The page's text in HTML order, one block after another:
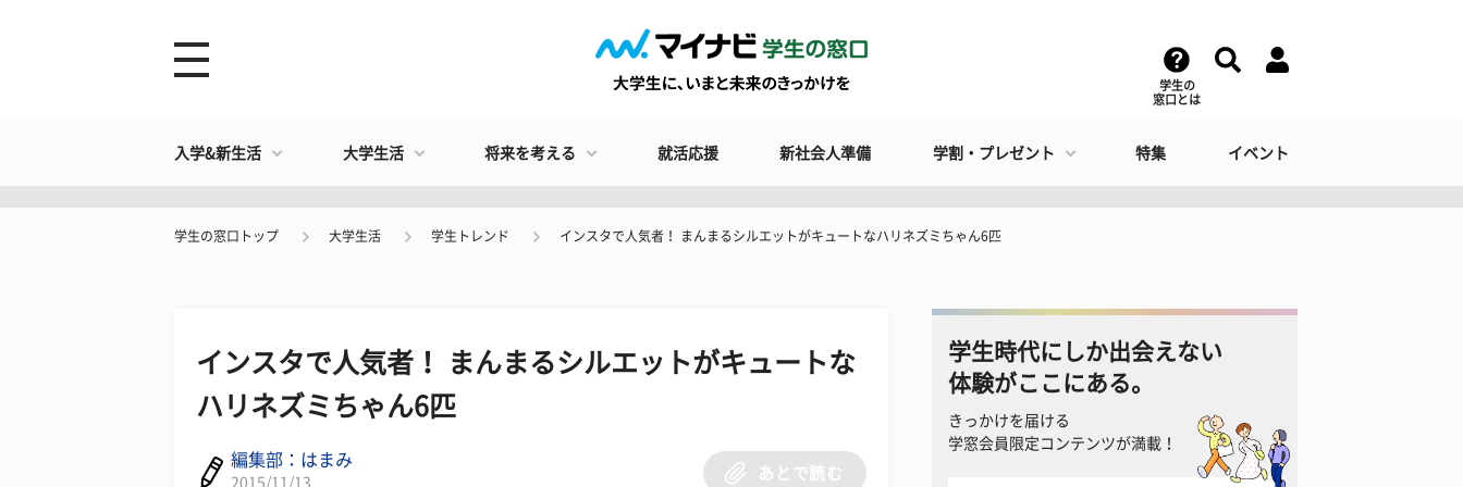
学生の
窓口とは
入学&新生活 大学生活 将来を考える 就活応援 新社会人準備 学割・プレゼント 特集 イベント
学生の窓口トップ 大学生活 学生トレンド インスタで人気者！ まんまるシルエットがキュートなハリネズミちゃん6匹
インスタで人気者！ まんまるシルエットがキュートな
ハリネズミちゃん6匹
編集部：はまみ
2015/11/13
あとで読む
学生時代にしか出会えない
体験がここにある。
きっかけを届ける
学窓会員限定コンテンツが満載！